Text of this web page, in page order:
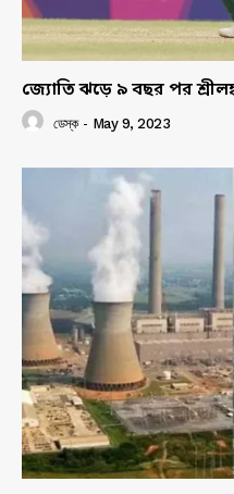
জ্যোতি ঝড়ে ৯ বছর পর
ডেস্ক - May 9, 2023